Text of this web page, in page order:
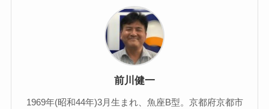
前川健一
1969年(昭和44年)3月生まれ、魚座B型。京都府京都市